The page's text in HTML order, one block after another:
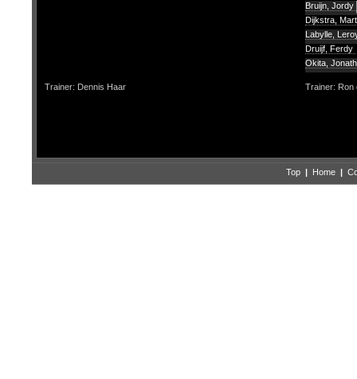
Bruijn, Jordy
Dijkstra,
Labylle,
Druijf, Ferdy
Okita,
Trainer: Dennis Haar Trainer: Ron
Top | Home |